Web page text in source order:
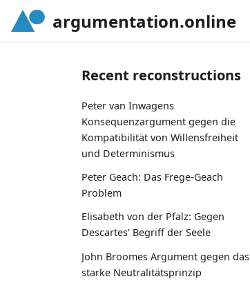
argumentation.online
Recent reconstructions
Peter van Inwagens
Konsequenzargument gegen die
Kompatibilität von Willensfreiheit
und Determinismus
Peter Geach: Das Frege-Geach
Problem
Elisabeth von der Pfalz: Gegen
Descartes’ Begriff der Seele
John Broomes Argument gegen das
starke Neutralitätsprinzip